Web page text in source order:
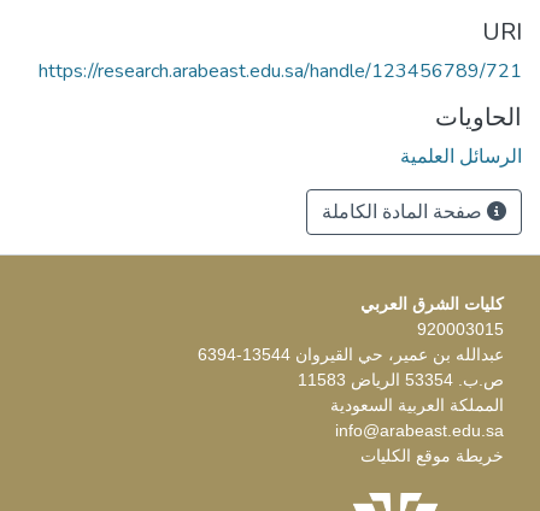
URI
https://research.arabeast.edu.sa/handle/123456789/721
الحاويات
الرسائل العلمية
صفحة المادة الكاملة
كليات الشرق العربي
920003015
عبدالله بن عمير، حي القيروان 13544-6394
ص.ب. 53354 الرياض 11583
المملكة العربية السعودية
info@arabeast.edu.sa
خريطة موقع الكليات